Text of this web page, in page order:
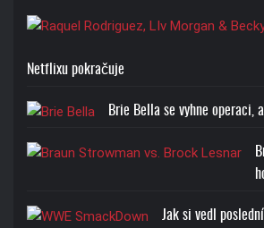
Netflixu pokračuje
Brie Bella se vyhne operaci,
Jak si vedl